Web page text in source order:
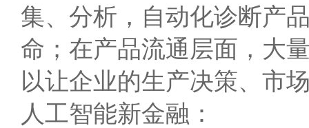
集、分析，自动化诊断产
命；在产品流通层面，大
以让企业的生产决策、市
人工智能新金融：